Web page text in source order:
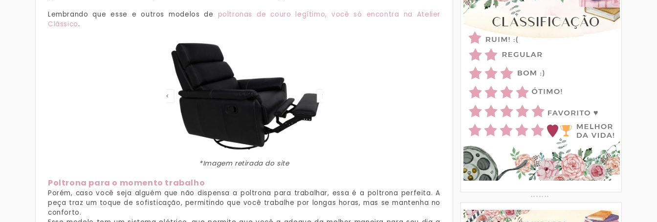
Lembrando que esse e outros modelos de poltronas de couro legítimo, você só encontra na Atelier
Clássico.
*Imagem retirada do site
Poltrona para o momento trabalho
Porém, caso você seja alguém que não dispensa a poltrona para trabalhar, essa é a poltrona perfeita. A
peça traz um toque de sofisticação, permitindo que você trabalhe por longas horas, mas se mantenha no
conforto.